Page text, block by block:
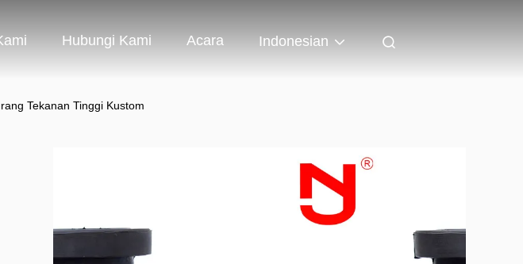
Hubungi Kami Acara Indonesian
Tekanan Tinggi Kustom